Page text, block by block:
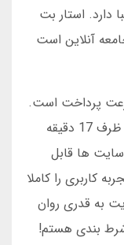
دارد. استار بت
آنلاین است
پرداخت است.
در دسامبر 2024، درخواست برداشت من ظرف 17 دقیقه
ها قابل
کاربری را کاملا
به قدری روان
بندی هستم!